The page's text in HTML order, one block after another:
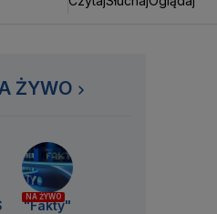
ŻYWO
NA ŻYWO
"Fakty"